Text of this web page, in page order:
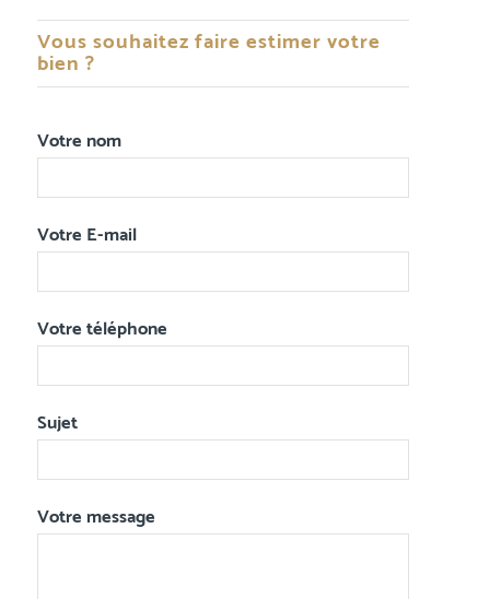
Vous souhaitez faire estimer votre
bien ?
Votre nom
Votre E-mail
Votre téléphone
Sujet
Votre message